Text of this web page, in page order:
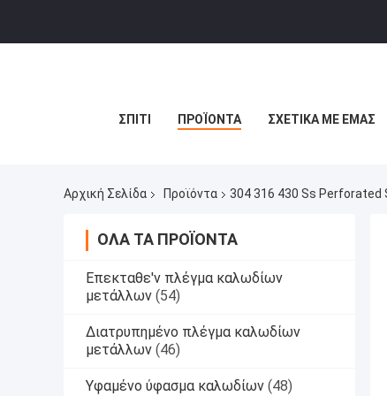
ΣΠΊΤΙ ΠΡΟΪΌΝΤΑ ΣΧΕΤΙΚΆ ΜΕ ΕΜΆΣ
Αρχική Σελίδα Προϊόντα 304 316 430 Ss Perforated
ΌΛΑ ΤΑ ΠΡΟΪΌΝΤΑ
Επεκταθε'ν πλέγμα καλωδίων
μετάλλων (54)
Διατρυπημένο πλέγμα καλωδίων
μετάλλων (46)
Υφαμένο ύφασμα καλωδίων (48)